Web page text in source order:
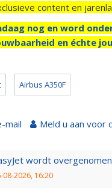
content en
nog en word
en échte
Airbus A350F
mail Meld u aan voor
wordt
08-2026, 16:20